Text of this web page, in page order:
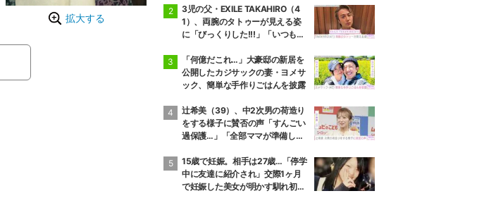
拡大する
3児の父・EXILE TAKAHIRO（4
1）、両腕のタトゥーが見える姿
に「びっくりした!!!」「いつもと
の反響
「何億だこれ…」大豪邸の新居を
公開したカジサックの妻・ヨメサ
ック、簡単な手作りごはんを披露
辻希美（39）、中2次男の荷造り
をする様子に賛否の声「すんごい
過保護…」「全部ママが準備して
15歳で妊娠。相手は27歳…「停学
中に友達に紹介され」交際1ヶ月
で妊娠した美女が明かす馴れ初め